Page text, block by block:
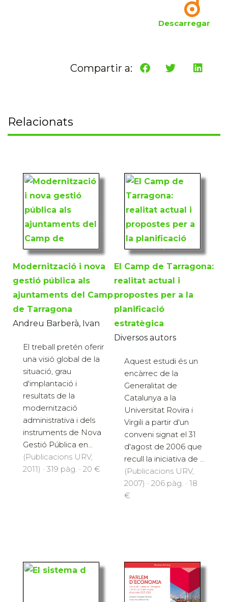
Descarregar
Compartir a:
Relacionats
Modernització i nova
gestió pública als
ajuntaments del Camp
de Tarragona
Andreu Barberà, Ivan
El treball pretén oferir
una visió global de la
situació, grau
d'implantació i
resultats de la
modernització
administrativa i dels
instruments de Nova
Gestió Pública en...
(Publicacions URV,
2011) · 319 pàg. · 20 €
El Camp de Tarragona:
realitat actual i
propostes per a la
planificació
estratègica
Diversos autors
Aquest estudi és un
encàrrec de la
Generalitat de
Catalunya a la
Universitat Rovira i
Virgili a partir d'un
conveni signat el 31
d'agost de 2006 que
recull la iniciativa de ...
(Publicacions URV,
2007) · 206 pàg. · 18
€